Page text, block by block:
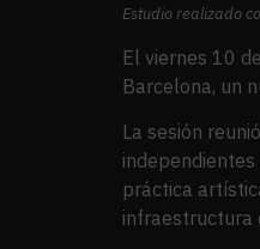
Estudio realizado
El viernes 10
Barcelona, un
La sesión
práctica
infraestructura